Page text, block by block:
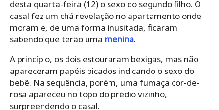
desta quarta-feira (12) o sexo do segundo filho. O
casal fez um chá revelação no apartamento onde
moram e, de uma forma inusitada, ficaram
sabendo que terão uma menina.
A princípio, os dois estouraram bexigas, mas não
apareceram papéis picados indicando o sexo do
bebê. Na sequência, porém, uma fumaça cor-de-
rosa apareceu no topo do prédio vizinho,
surpreendendo o casal.